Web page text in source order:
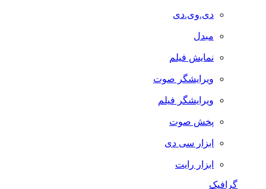
دی.وی.دی
مبدل
نمایش فیلم
ویرایشگر صوت
ویرایشگر فیلم
پخش صوت
ابزار سی دی
ابزار رایت
گرافیک